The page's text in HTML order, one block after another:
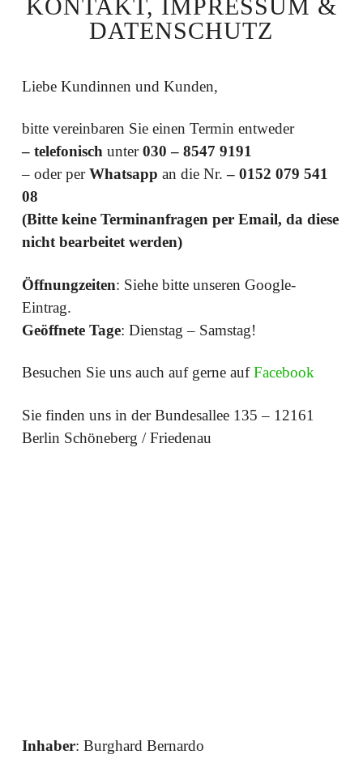
KONTAKT, IMPRESSUM &
DATENSCHUTZ
Liebe Kundinnen und Kunden,
bitte vereinbaren Sie einen Termin entweder
– telefonischunter030 – 8547 9191
– oder perWhatsapp an die Nr. – 0152 079 541
08
(Bitte keine Terminanfragen per Email, da diese
nicht bearbeitet werden)
Öffnungzeiten: Siehe bitte unseren Google-
Eintrag.
Geöffnete Tage: Dienstag – Samstag!
Besuchen Sie uns auch auf gerne aufFacebook
Sie finden uns in der Bundesallee 135 – 12161
Berlin Schöneberg / Friedenau
Inhaber: Burghard Bernardo